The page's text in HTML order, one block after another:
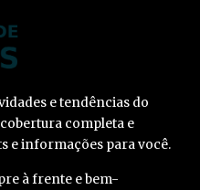
e tendências do
completa e
e informações para você.
à frente e bem-